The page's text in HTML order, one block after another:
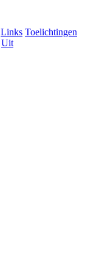
Links Toelichtingen
Uit